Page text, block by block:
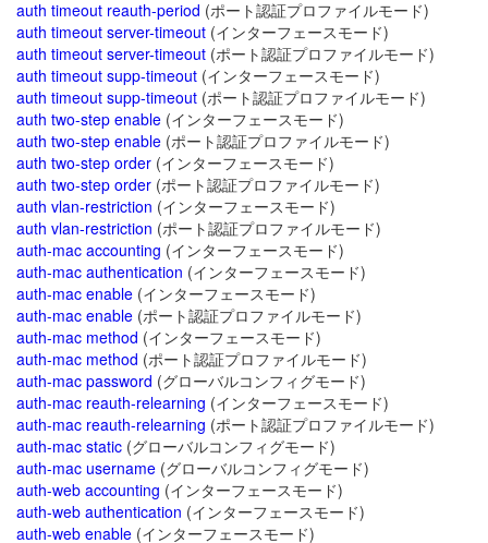
auth timeout reauth-period (ポート認証プロファイルモード)
auth timeout server-timeout (インターフェースモード)
auth timeout server-timeout (ポート認証プロファイルモード)
auth timeout supp-timeout (インターフェースモード)
auth timeout supp-timeout (ポート認証プロファイルモード)
auth two-step enable (インターフェースモード)
auth two-step enable (ポート認証プロファイルモード)
auth two-step order (インターフェースモード)
auth two-step order (ポート認証プロファイルモード)
auth vlan-restriction (インターフェースモード)
auth vlan-restriction (ポート認証プロファイルモード)
auth-mac accounting (インターフェースモード)
auth-mac authentication (インターフェースモード)
auth-mac enable (インターフェースモード)
auth-mac enable (ポート認証プロファイルモード)
auth-mac method (インターフェースモード)
auth-mac method (ポート認証プロファイルモード)
auth-mac password (グローバルコンフィグモード)
auth-mac reauth-relearning (インターフェースモード)
auth-mac reauth-relearning (ポート認証プロファイルモード)
auth-mac static (グローバルコンフィグモード)
auth-mac username (グローバルコンフィグモード)
auth-web accounting (インターフェースモード)
auth-web authentication (インターフェースモード)
auth-web enable (インターフェースモード)